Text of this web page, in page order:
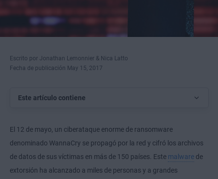
Escrito por Jonathan Lemonnier & Nica Latto
Fecha de publicación May 15, 2017
Este artículo contiene
El 12 de mayo, un ciberataque enorme de ransomware
denominado WannaCry se propagó por la red y cifró los archivos
de datos de sus víctimas en más de 150 países. Este malware de
extorsión ha alcanzado a miles de personas y a grandes